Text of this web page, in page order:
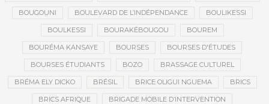
BOUGOUNI BOULEVARD DE L’INDÉPENDANCE BOULIKESSI
BOULKESSI BOURAKÉBOUGOU BOUREM
BOURÉMA KANSAYE BOURSES BOURSES D'ÉTUDES
BOURSES ÉTUDIANTS BOZO BRASSAGE CULTUREL
BRÉMA ELY DICKO BRÉSIL BRICE OLIGUI NGUEMA BRICS
BRICS AFRIQUE BRIGADE MOBILE D’INTERVENTION